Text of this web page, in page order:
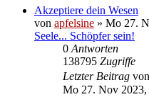
Akzeptiere dein Wesen
von apfelsine » Mo 27.
Seele... Schöpfer sein!
0Antworten
138795 Zugriffe
Letzter Beitrag von
Mo 27. Nov 2023,